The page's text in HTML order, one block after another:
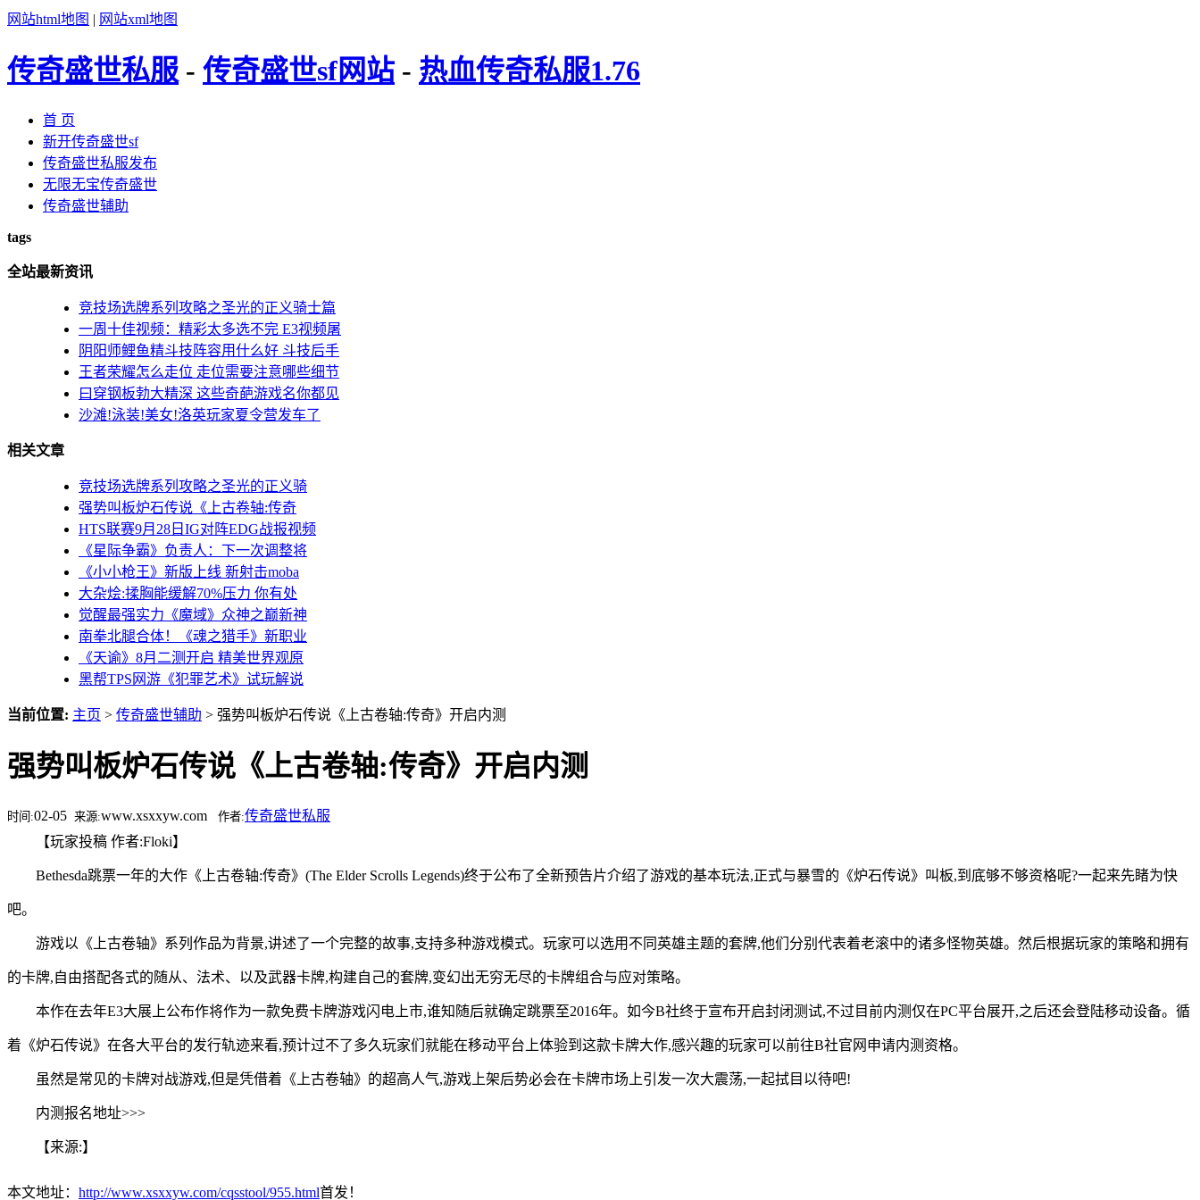
网站html地图 | 网站xml地图
传奇盛世私服 - 传奇盛世sf网站 - 热血传奇私服1.76
首 页
新开传奇盛世sf
传奇盛世私服发布
无限无宝传奇盛世
传奇盛世辅助
tags
全站最新资讯
竞技场选牌系列攻略之圣光的正义骑士篇
一周十佳视频：精彩太多选不完 E3视频屠
阴阳师鲤鱼精斗技阵容用什么好 斗技后手
王者荣耀怎么走位 走位需要注意哪些细节
曰穿钢板勃大精深 这些奇葩游戏名你都见
沙滩!泳装!美女!洛英玩家夏令营发车了
相关文章
竞技场选牌系列攻略之圣光的正义骑
强势叫板炉石传说《上古卷轴:传奇
HTS联赛9月28日IG对阵EDG战报视频
《星际争霸》负责人：下一次调整将
《小小枪王》新版上线 新射击moba
大杂烩:揉胸能缓解70%压力 你有处
觉醒最强实力《魔域》众神之巅新神
南拳北腿合体！《魂之猎手》新职业
《天谕》8月二测开启 精美世界观原
黑帮TPS网游《犯罪艺术》试玩解说
当前位置: 主页 > 传奇盛世辅助 > 强势叫板炉石传说《上古卷轴:传奇》开启内测
强势叫板炉石传说《上古卷轴:传奇》开启内测
时间:02-05 来源:www.xsxxyw.com 作者:传奇盛世私服
【玩家投稿 作者:Floki】
Bethesda跳票一年的大作《上古卷轴:传奇》(The Elder Scrolls Legends)终于公布了全新预告片介绍了游戏的基本玩法,正式与暴雪的《炉石传说》叫板,到底够不够资格呢?一起来先睹为快
吧。
游戏以《上古卷轴》系列作品为背景,讲述了一个完整的故事,支持多种游戏模式。玩家可以选用不同英雄主题的套牌,他们分别代表着老滚中的诸多怪物英雄。然后根据玩家的策略和拥有
的卡牌,自由搭配各式的随从、法术、以及武器卡牌,构建自己的套牌,变幻出无穷无尽的卡牌组合与应对策略。
本作在去年E3大展上公布作将作为一款免费卡牌游戏闪电上市,谁知随后就确定跳票至2016年。如今B社终于宣布开启封闭测试,不过目前内测仅在PC平台展开,之后还会登陆移动设备。循
着《炉石传说》在各大平台的发行轨迹来看,预计过不了多久玩家们就能在移动平台上体验到这款卡牌大作,感兴趣的玩家可以前往B社官网申请内测资格。
虽然是常见的卡牌对战游戏,但是凭借着《上古卷轴》的超高人气,游戏上架后势必会在卡牌市场上引发一次大震荡,一起拭目以待吧!
内测报名地址>>>
【来源:】
本文地址： http://www.xsxxyw.com/cqsstool/955.html首发！